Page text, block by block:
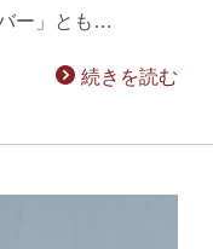
ー」とも…
続きを読む